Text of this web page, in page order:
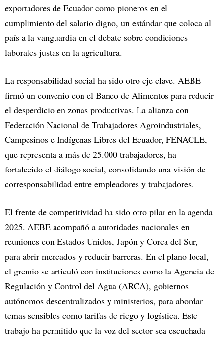
exportadores de Ecuador como pioneros en el
cumplimiento del salario digno, un estándar que coloca al
país a la vanguardia en el debate sobre condiciones
laborales justas en la agricultura.
La responsabilidad social ha sido otro eje clave. AEBE
firmó un convenio con el Banco de Alimentos para reducir
el desperdicio en zonas productivas. La alianza con
Federación Nacional de Trabajadores Agroindustriales,
Campesinos e Indígenas Libres del Ecuador, FENACLE,
que representa a más de 25.000 trabajadores, ha
fortalecido el diálogo social, consolidando una visión de
corresponsabilidad entre empleadores y trabajadores.
El frente de competitividad ha sido otro pilar en la agenda
2025. AEBE acompañó a autoridades nacionales en
reuniones con Estados Unidos, Japón y Corea del Sur,
para abrir mercados y reducir barreras. En el plano local,
el gremio se articuló con instituciones como la Agencia de
Regulación y Control del Agua (ARCA), gobiernos
autónomos descentralizados y ministerios, para abordar
temas sensibles como tarifas de riego y logística. Este
trabajo ha permitido que la voz del sector sea escuchada